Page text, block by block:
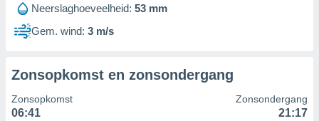
Neerslaghoeveelheid: 53 mm
Gem. wind: 3 m/s
Zonsopkomst en zonsondergang
Zonsopkomst
06:41
Zonsondergang
21:17